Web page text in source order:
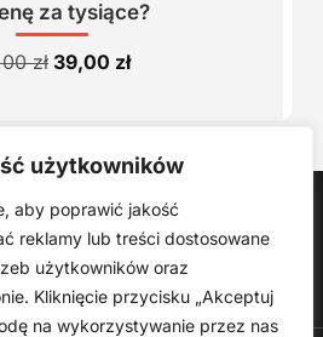
użytkowników
aby poprawić jakość
reklamy lub treści dostosowane
użytkowników oraz
Kliknięcie przycisku „Akceptuj
na wykorzystywanie przez nas
za tysiące?
zł Pierwotna
79,00 zł.
39,00 złAktualna
39,00 zł.
Kursy Online, Materiały PDF
Narzędzia Spis Artykułów